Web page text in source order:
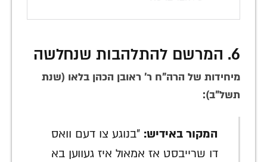
6. המרשם להתלהבות שנחלשה
מיחידות של הרה"ח ר' ראובן הכהן בלאו (שנת
תשל"ב):
המקור באידיש: "בנוגע צו דעם וואס
דו שרייבסט אז אמאול איז געווען בא